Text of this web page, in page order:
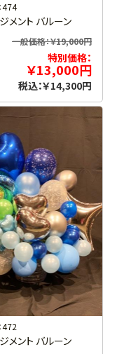
474
メント バルーン
一般価格：￥19,000円
特別価格：
￥13,000円
税込：￥14,300円
472
メント バルーン